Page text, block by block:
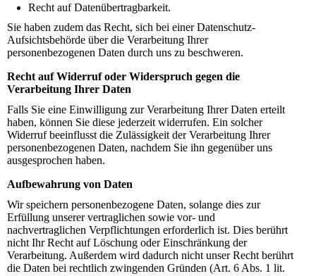
Recht auf Datenübertragbarkeit.
Sie haben zudem das Recht, sich bei einer Datenschutz-
Aufsichtsbehörde über die Verarbeitung Ihrer
personenbezogenen Daten durch uns zu beschweren.
Recht auf Widerruf oder Widerspruch gegen die
Verarbeitung Ihrer Daten
Falls Sie eine Einwilligung zur Verarbeitung Ihrer Daten erteilt
haben, können Sie diese jederzeit widerrufen. Ein solcher
Widerruf beeinflusst die Zulässigkeit der Verarbeitung Ihrer
personenbezogenen Daten, nachdem Sie ihn gegenüber uns
ausgesprochen haben.
Aufbewahrung von Daten
Wir speichern personenbezogene Daten, solange dies zur
Erfüllung unserer vertraglichen sowie vor- und
nachvertraglichen Verpflichtungen erforderlich ist. Dies berührt
nicht Ihr Recht auf Löschung oder Einschränkung der
Verarbeitung. Außerdem wird dadurch nicht unser Recht berührt
die Daten bei rechtlich zwingenden Gründen (Art. 6 Abs. 1 lit.